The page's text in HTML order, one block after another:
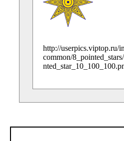
http://userpics.viptop.ru/
common/